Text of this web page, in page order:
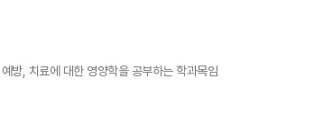
방, 치료에 대한 영양학을 공부하는 학과목임